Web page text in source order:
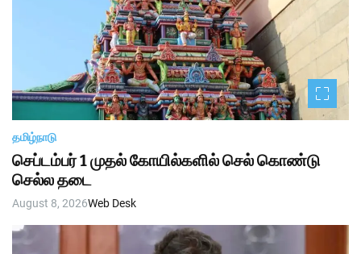
தமிழ்நாடு
செப்டம்பர் 1 முதல் கோயில்களில் செல் கொண்டு
செல்ல தடை
August 8, 2026Web Desk